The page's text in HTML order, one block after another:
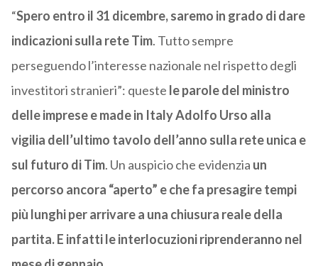
“Spero entro il 31 dicembre, saremo in grado di dare
indicazioni sulla rete Tim. Tutto sempre
perseguendo l’interesse nazionale nel rispetto degli
investitori stranieri”: queste le parole del ministro
delle imprese e made in Italy Adolfo Urso alla
vigilia dell’ultimo tavolo dell’anno sulla rete unica e
sul futuro di Tim. Un auspicio che evidenzia un
percorso ancora “aperto” e che fa presagire tempi
più lunghi per arrivare a una chiusura reale della
partita. E infatti le interlocuzioni riprenderanno nel